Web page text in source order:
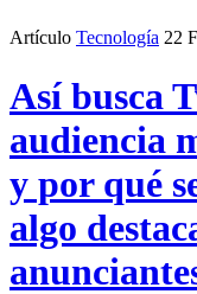
Artículo Tecnología 22
Así busca
audiencia
y por qué
algo